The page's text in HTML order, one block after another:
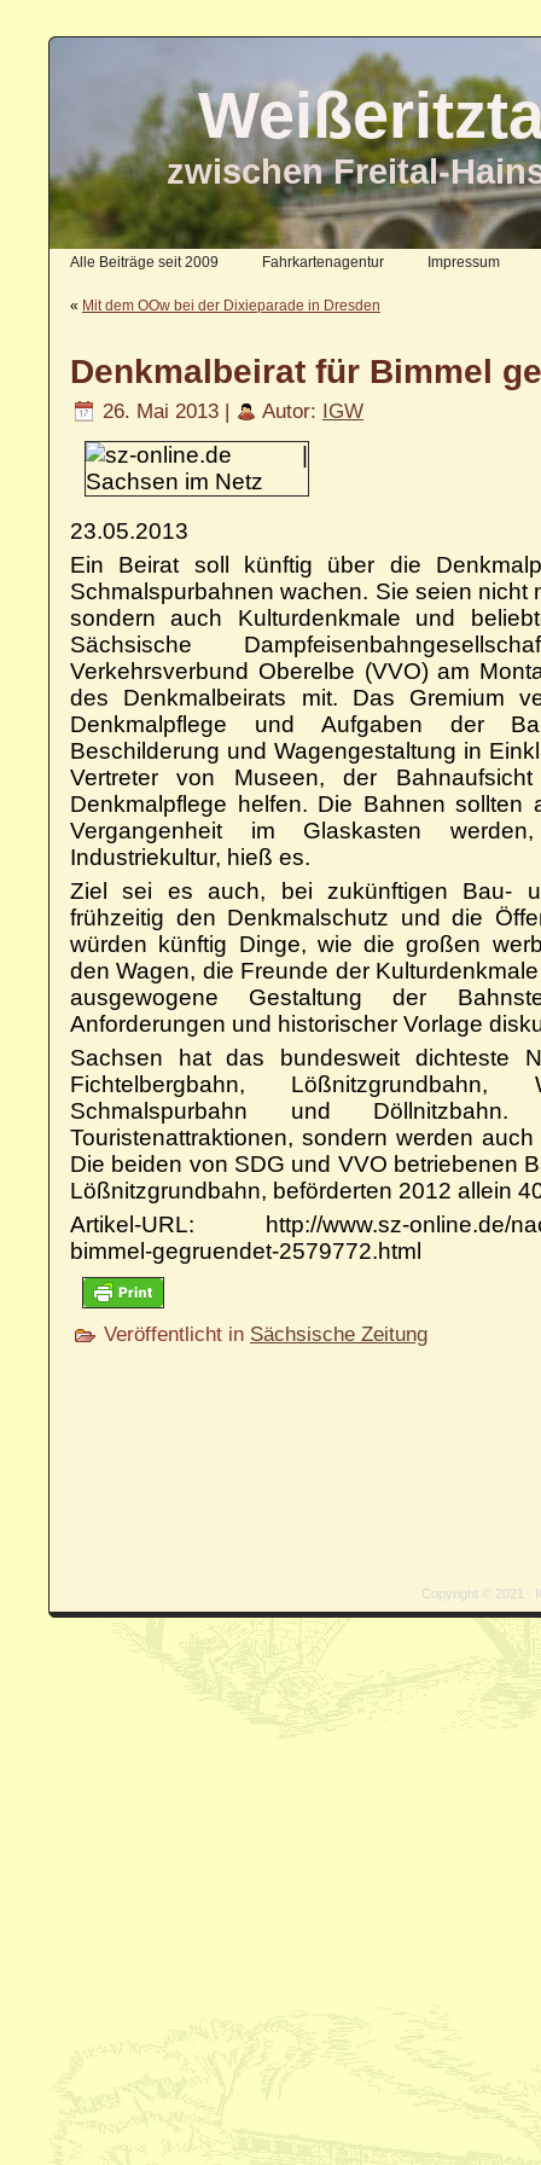
zwischen Freital-
Alle Beiträge seit 2009 Fahrkartenagentur Impressum
« Mit dem OOw bei der Dixieparade in Dresden
Denkmalbeirat für Bimmel
26. Mai 2013 | Autor: IGW
23.05.2013
Ein Beirat soll künftig über die
Schmalspurbahnen wachen. Sie seien nicht
sondern auch Kulturdenkmale und
Sächsische
Verkehrsverbund Oberelbe (VVO) am
des Denkmalbeirats mit. Das Gremium
Denkmalpflege und Aufgaben der
Beschilderung und Wagengestaltung in
Vertreter von Museen, der
Denkmalpflege helfen. Die Bahnen sollten
Vergangenheit im Glaskasten
Industriekultur, hieß es.
Ziel sei es auch, bei zukünftigen Bau-
frühzeitig den Denkmalschutz und die
würden künftig Dinge, wie die großen
den Wagen, die Freunde der
ausgewogene Gestaltung der
Anforderungen und historischer Vorlage
Sachsen hat das bundesweit dichteste
Fichtelbergbahn, Lößnitzgrundbahn,
Schmalspurbahn und
Touristenattraktionen, sondern werden
Die beiden von SDG und VVO betriebenen
Lößnitzgrundbahn, beförderten 2012 allein
Artikel-URL: http://www.sz-online.de/
bimmel-gegruendet-2579772.html
Veröffentlicht in Sächsische Zeitung
Copyright © 2021 .